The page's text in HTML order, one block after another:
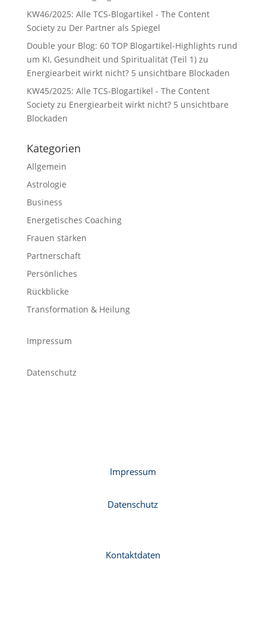
KW46/2025: Alle TCS-Blogartikel - The Content
Societyzu Der Partner als Spiegel
Double your Blog: 60 TOP Blogartikel-Highlights rund
um KI, Gesundheit und Spiritualität (Teil 1)zu
Energiearbeit wirkt nicht? 5 unsichtbare Blockaden
KW45/2025: Alle TCS-Blogartikel - The Content
Societyzu Energiearbeit wirkt nicht? 5 unsichtbare
Blockaden
Kategorien
Allgemein
Astrologie
Business
Energetisches Coaching
Frauen stärken
Partnerschaft
Persönliches
Rückblicke
Transformation & Heilung
Impressum
Datenschutz
Impressum
Datenschutz
Kontaktdaten